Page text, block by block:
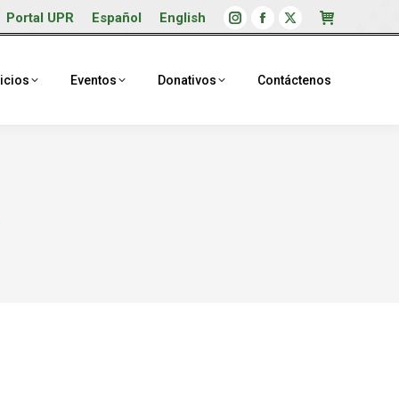
Portal UPR Español English
Instagram
opens
Facebook
opens
X
opens
Eventos Donativos Contáctenos